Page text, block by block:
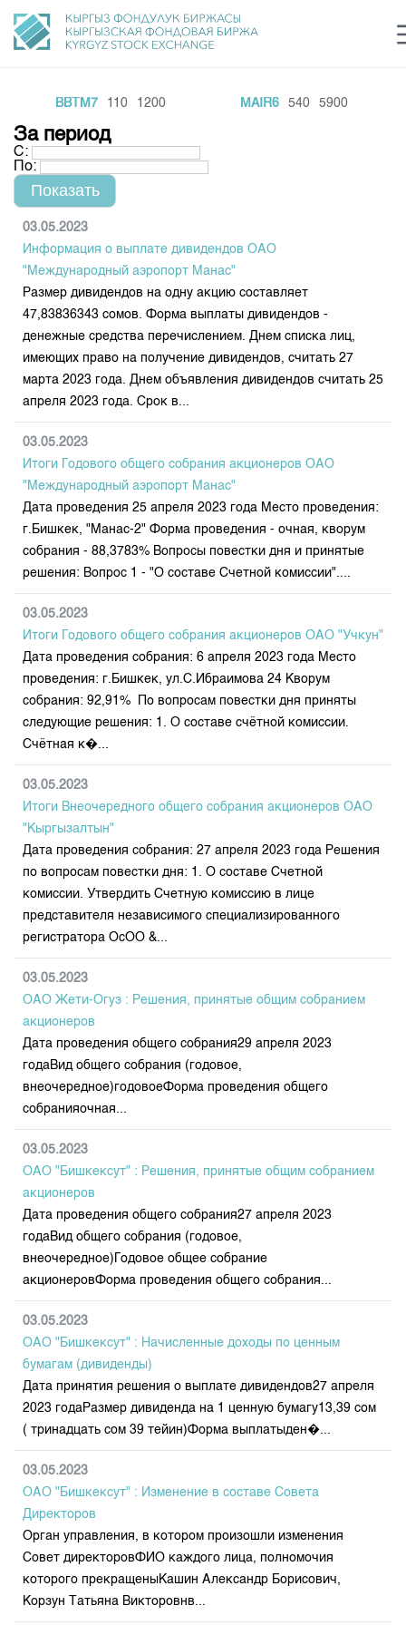
Финансовый рынок KG
О нас
Общая информация
Акционеры
Руководство
Внутренний аудитор
Участники торгов
Наши партнеры
Cтратегия развития
Корпоративные документы
Контакты
Направления
Товарно-сырьевой сектор
Листинг
Центр раскрытия информации
Тарифы
Аналитика
Финансовый рынок KG
Пресс-клуб
25 лет ЗАО КФБ
Нормативная база
Биржевая деятельность
Депозитарная деятельность
Центр раскрытия информации
Статистика торгов
Итоги последних торгов
Архив торгов
Индекс и Капитализация
Котировки по ЦБ
Котировки по драг. металлам
Расписание аукционов по ГЦБ
Результаты аукционов ГЦБ
Объем ГЦБ в обращении
Результаты аукционов по депозитам
Учебный центр
Общая информация
План работы на год
BBTM7 110 1200 MAIR6 540 5900
За период
С:
По:
03.05.2023
Информация о выплате дивидендов ОАО
"Международный аэропорт Манас"
Размер дивидендов на одну акцию составляет
47,83836343 сомов. Форма выплаты дивидендов -
денежные средства перечислением. Днем списка лиц,
имеющих право на получение дивидендов, считать 27
марта 2023 года. Днем объявления дивидендов считать 25
апреля 2023 года. Срок в...
03.05.2023
Итоги Годового общего собрания акционеров ОАО
"Международный аэропорт Манас"
Дата проведения 25 апреля 2023 года Место проведения:
г.Бишкек, "Манас-2" Форма проведения - очная, кворум
собрания - 88,3783% Вопросы повестки дня и принятые
решения: Вопрос 1 - "О составе Счетной комиссии"....
03.05.2023
Итоги Годового общего собрания акционеров ОАО "Учкун"
Дата проведения собрания: 6 апреля 2023 года Место
проведения: г.Бишкек, ул.С.Ибраимова 24 Кворум
собрания: 92,91% По вопросам повестки дня приняты
следующие решения: 1. О составе счётной комиссии.
Счётная к�...
03.05.2023
Итоги Внеочередного общего собрания акционеров ОАО
"Кыргызалтын"
Дата проведения собрания: 27 апреля 2023 года Решения
по вопросам повестки дня: 1. О составе Счетной
комиссии. Утвердить Счетную комиссию в лице
представителя независимого специализированного
регистратора ОсОО &...
03.05.2023
ОАО Жети-Огуз : Решения, принятые общим собранием
акционеров
Дата проведения общего собрания29 апреля 2023
годаВид общего собрания (годовое,
внеочередное)годовоеФорма проведения общего
собранияочная...
03.05.2023
ОАО "Бишкексут" : Решения, принятые общим собранием
акционеров
Дата проведения общего собрания27 апреля 2023
годаВид общего собрания (годовое,
внеочередное)Годовое общее собрание
акционеровФорма проведения общего собрания...
03.05.2023
ОАО "Бишкексут" : Начисленные доходы по ценным
бумагам (дивиденды)
Дата принятия решения о выплате дивидендов27 апреля
2023 годаРазмер дивиденда на 1 ценную бумагу13,39 сом
( тринадцать сом 39 тейин)Форма выплатыден�...
03.05.2023
ОАО "Бишкексут" : Изменение в составе Совета
Директоров
Орган управления, в котором произошли изменения
Совет директоровФИО каждого лица, полномочия
которого прекращеныКашин Александр Борисович,
Корзун Татьяна Викторовнв...